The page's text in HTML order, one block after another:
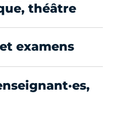
théâtre
examens